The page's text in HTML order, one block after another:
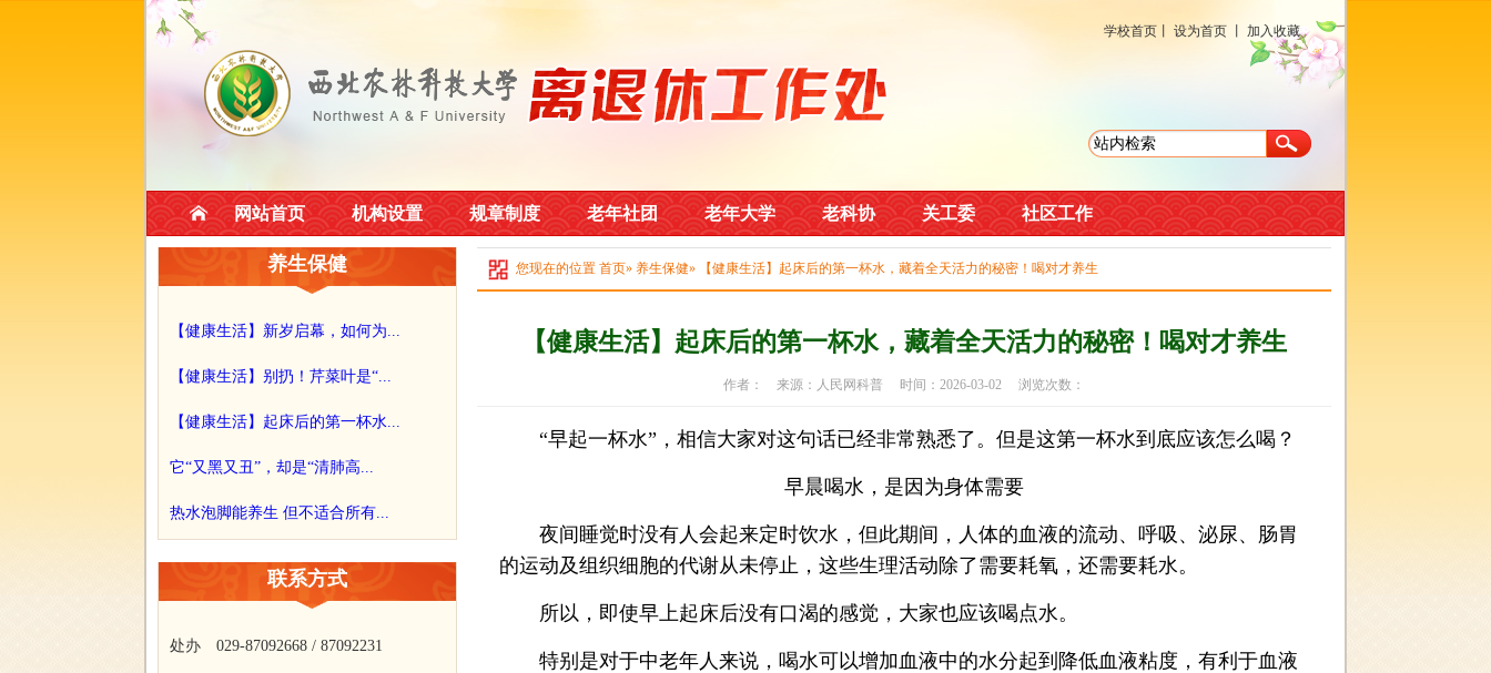
学校首页 设为首页 加入收藏
网站首页 机构设置 规章制度 老年社团 老年大学 老科协 关工委 社区工作
养生保健
【健康生活】新岁启幕，如何为...
【健康生活】别扔！芹菜叶是“...
【健康生活】起床后的第一杯水...
它“又黑又丑”，却是“清肺高...
热水泡脚能养生 但不适合所有...
联系方式
处办 029-87092668 / 87092231
您现在的位置 首页» 养生保健» 【健康生活】起床后的第一杯水，藏着全天活力的秘密！喝对才养生
【健康生活】起床后的第一杯水，藏着全天活力的秘密！喝对才养生
作者： 来源：人民网科普 时间：2026-03-02 浏览次数：
“早起一杯水”，相信大家对这句话已经非常熟悉了。但是这第一杯水到底应该怎么喝？
早晨喝水，是因为身体需要
夜间睡觉时没有人会起来定时饮水，但此期间，人体的血液的流动、呼吸、泌尿、肠胃
的运动及组织细胞的代谢从未停止，这些生理活动除了需要耗氧，还需要耗水。
所以，即使早上起床后没有口渴的感觉，大家也应该喝点水。
特别是对于中老年人来说，喝水可以增加血液中的水分起到降低血液粘度，有利于血液